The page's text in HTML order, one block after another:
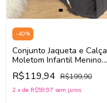
-40%
Conjunto Jaqueta e Calça
Moletom Infantil Menino
Divertto 17863 (Verde/off
White/Preto)
R$119,94 R$199,90
2 x de R$59,97 sem juros